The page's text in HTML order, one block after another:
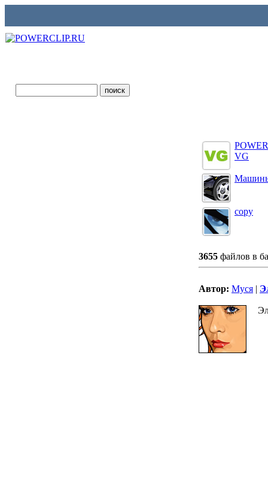
VG
copy
3655 файлов в
Автор: Муся |